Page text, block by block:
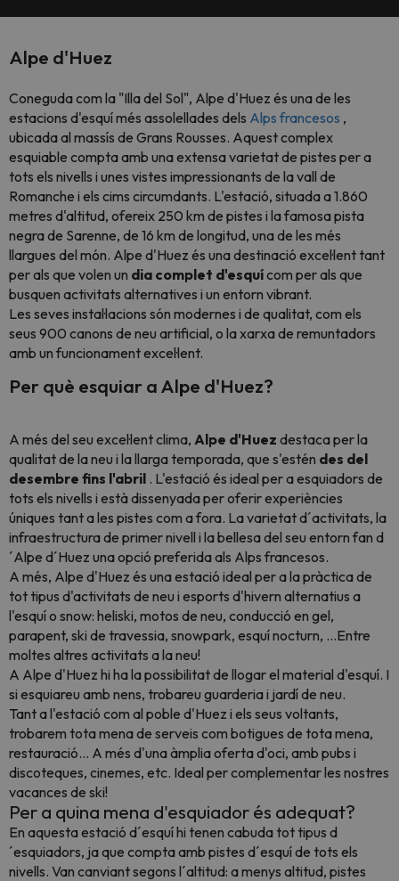
Alpe d'Huez
Coneguda com la "Illa del Sol", Alpe d'Huez és una de les
estacions d'esquí més assolellades dels Alps francesos ,
ubicada al massís de Grans Rousses. Aquest complex
esquiable compta amb una extensa varietat de pistes per a
tots els nivells i unes vistes impressionants de la vall de
Romanche i els cims circumdants. L'estació, situada a 1.860
metres d'altitud, ofereix 250 km de pistes i la famosa pista
negra de Sarenne, de 16 km de longitud, una de les més
llargues del món. Alpe d'Huez és una destinació excel·lent tant
per als que volen un dia complet d'esquícom per als que
busquen activitats alternatives i un entorn vibrant.
Les seves instal·lacions són modernes i de qualitat, com els
seus 900 canons de neu artificial, o la xarxa de remuntadors
amb un funcionament excel·lent.
Per què esquiar a Alpe d'Huez?
A més del seu excel·lent clima, Alpe d'Huez destaca per la
qualitat de la neu i la llarga temporada, que s'estén des del
desembre fins l'abril . L'estació és ideal per a esquiadors de
tots els nivells i està dissenyada per oferir experiències
úniques tant a les pistes com a fora. La varietat d´activitats, la
infraestructura de primer nivell i la bellesa del seu entorn fan d
´Alpe d´Huez una opció preferida als Alps francesos.
A més, Alpe d'Huez és una estació ideal per a la pràctica de
tot tipus d'activitats de neu i esports d'hivern alternatius a
l'esquí o snow: heliski, motos de neu, conducció en gel,
parapent, ski de travessia, snowpark, esquí nocturn, ...Entre
moltes altres activitats a la neu!
A Alpe d'Huez hi ha la possibilitat de llogar el material d'esquí. I
si esquiareu amb nens, trobareu guarderia i jardí de neu.
Tant a l'estació com al poble d'Huez i els seus voltants,
trobarem tota mena de serveis com botigues de tota mena,
restauració... A més d'una àmplia oferta d'oci, amb pubs i
discoteques, cinemes, etc. Ideal per complementar les nostres
vacances de ski!
Per a quina mena d'esquiador és adequat?
En aquesta estació d´esquí hi tenen cabuda tot tipus d
´esquiadors, ja que compta amb pistes d´esquí de tots els
nivells. Van canviant segons l´altitud: a menys altitud, pistes